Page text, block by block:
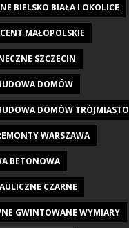
BIELSKO BIAŁA I OKOLICE
MAŁOPOLSKIE
SZCZECIN
DOMÓW
DOMÓW TRÓJMIASTO
WARSZAWA
BETONOWA
CZARNE
GWINTOWANE WYMIARY